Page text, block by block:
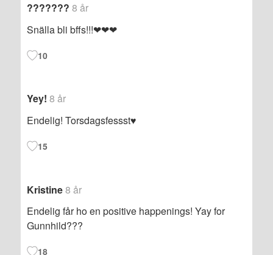
??????? 8 år
Snälla bli bffs!!!❤❤❤
10
Yey! 8 år
Endelig! Torsdagsfessst♥️
15
Kristine8 år
Endelig får ho en positive happenings! Yay for
Gunnhild???
18